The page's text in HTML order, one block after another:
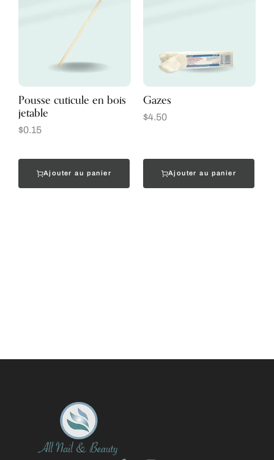
Pousse cuticule en bois
jetable
$0.15
Ajouter au panier
Gazes
$4.50
Ajouter au panier